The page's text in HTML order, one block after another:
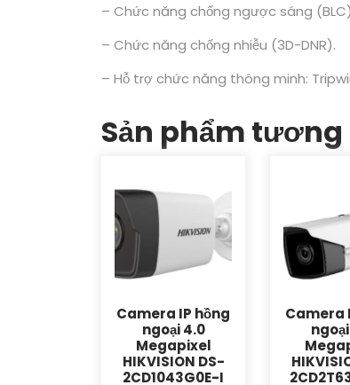
– Chức năng chống ngược sáng
– Chức năng chống nhiễu (3D-DNR).
– Hỗ trợ chức năng thông minh:
Sản phẩm
Camera IP hồng
ngoại 4.0
Megapixel
HIKVISION DS-
2CD1043G0E-I
Camera